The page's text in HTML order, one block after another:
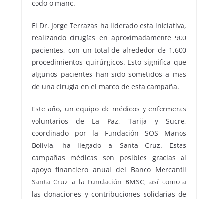
codo o mano.
El Dr. Jorge Terrazas ha liderado esta iniciativa,
realizando cirugías en aproximadamente 900
pacientes, con un total de alrededor de 1,600
procedimientos quirúrgicos. Esto significa que
algunos pacientes han sido sometidos a más
de una cirugía en el marco de esta campaña.
Este año, un equipo de médicos y enfermeras
voluntarios de La Paz, Tarija y Sucre,
coordinado por la Fundación SOS Manos
Bolivia, ha llegado a Santa Cruz. Estas
campañas médicas son posibles gracias al
apoyo financiero anual del Banco Mercantil
Santa Cruz a la Fundación BMSC, así como a
las donaciones y contribuciones solidarias de